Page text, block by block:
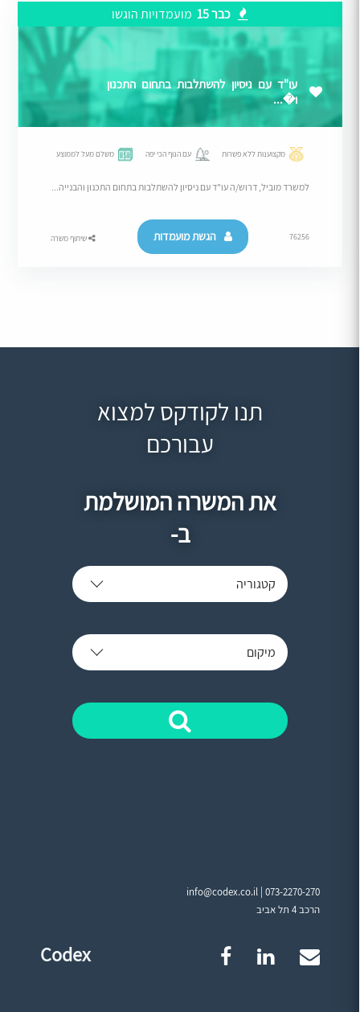
כבר 15 מועמדויות הוגשו
עו"ד עם ניסיון להשתלבות בתחום התכנון
ו�...
מקצוענות ללא פשרות עם הנוף הכי יפה משלם מעל לממוצע
למשרד מוביל, דרוש/ה עו"ד עם ניסיון להשתלבות בתחום התכנון והבנייה...
76256 הגשת מועמדות שיתוף משרה
תנו לקודקס למצוא
עבורכם
את המשרה המושלמת
ב-
קטגוריה
מיקום
info@codex.co.il |073-2270-270
הרכב 4 תל אביב
Codex